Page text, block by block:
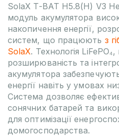
SolaX T-BAT H5.8(H) V3
модуль акумулятора
накопичення енергії,
систем, що працюють з
SolaX. Технологія
розширюваність та
акумулятора
енергії навіть у умовах
Система дозволяє
сонячних батарей та
для оптимізації
домогосподарства.